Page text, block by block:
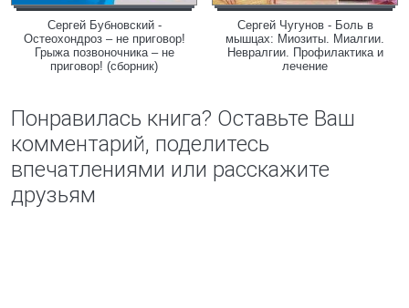
Сергей Бубновский -
Остеохондроз – не приговор!
Грыжа позвоночника – не
приговор! (сборник)
Сергей Чугунов - Боль в
мышцах: Миозиты. Миалгии.
Невралгии. Профилактика и
лечение
Понравилась книга? Оставьте Ваш
комментарий, поделитесь
впечатлениями или расскажите
друзьям